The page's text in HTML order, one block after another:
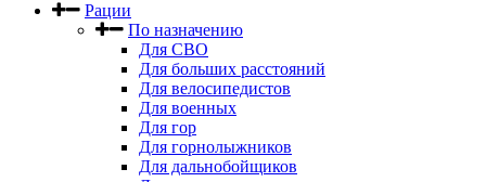
Рации
По назначению
Для СВО
Для больших расстояний
Для велосипедистов
Для военных
Для гор
Для горнолыжников
Для дальнобойщиков